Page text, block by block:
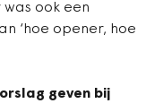
ook een
‘hoe opener, hoe
geven bij